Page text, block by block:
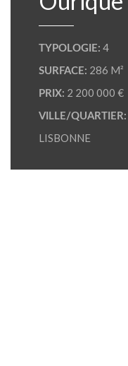
TYPOLOGIE: 4
SURFACE: 286 M²
PRIX: 2 200 000 €
VILLE/QUARTIER:
LISBONNE